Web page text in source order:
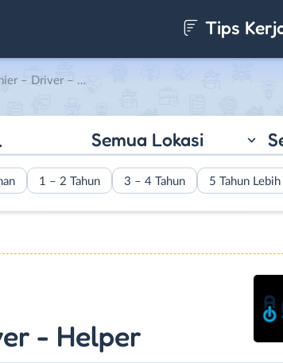
Tips
Helper di AIO Store
Semua Lokasi
1 – 2 Tahun 3 – 4 Tahun 5 Tahun Lebih
- Helper